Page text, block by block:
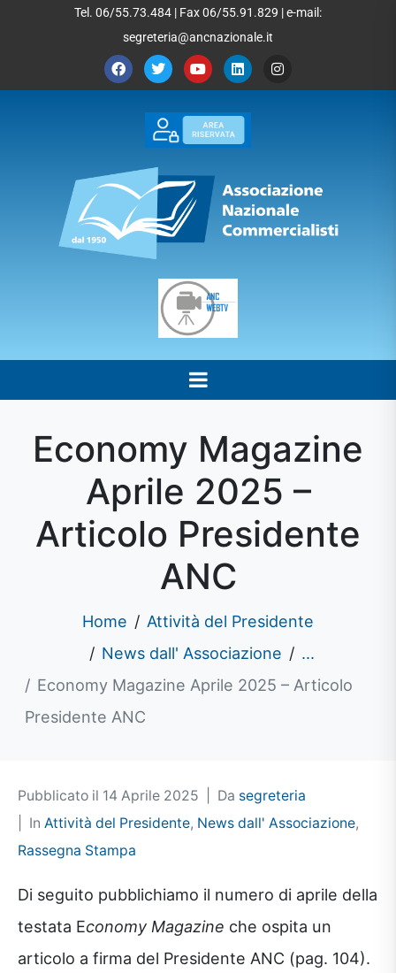
Tel. 06/55.73.484 | Fax 06/55.91.829 | e-mail:
segreteria@ancnazionale.it
Economy Magazine
Aprile 2025 –
Articolo Presidente
ANC
Home
Attività del Presidente
News dall' Associazione
...
Economy Magazine Aprile 2025 – Articolo
Presidente ANC
Pubblicato il 14 Aprile 2025 Da segreteria
In Attività del Presidente, News dall' Associazione,
Rassegna Stampa
Di seguito pubblichiamo il numero di aprile della
testata Economy Magazine che ospita un
articolo a firma del Presidente ANC (pag. 104).